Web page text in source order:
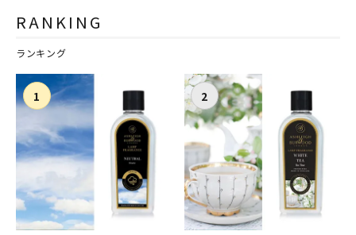
RANKING
ランキング